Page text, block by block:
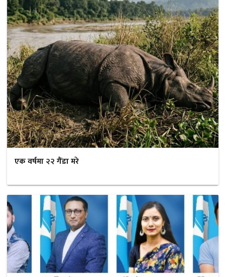
एक वर्षमा २२ गैंडा मरे